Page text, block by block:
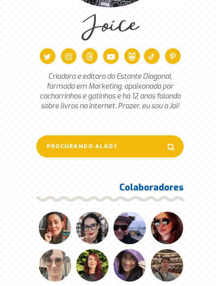
Joice
Criadora e editora do Estante Diagonal,
formada em Marketing, apaixonada por
cachorrinhos e gatinhos e há 12 anos falando
sobre livros na internet. Prazer, eu sou a Joi!
Colaboradores